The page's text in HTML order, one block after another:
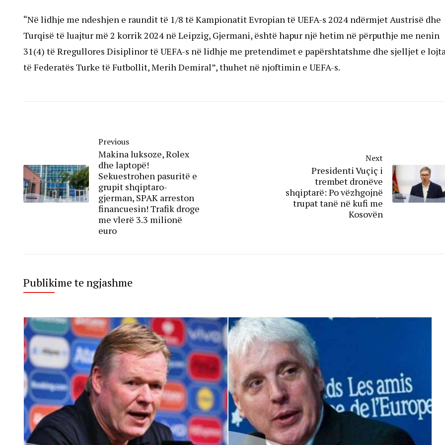
“Në lidhje me ndeshjen e raundit të 1/8 të Kampionatit Evropian të UEFA-s 2024 ndërmjet Austrisë dhe
Turqisë të luajtur më 2 korrik 2024 në Leipzig, Gjermani, është hapur një hetim në përputhje me nenin
31(4) të Rregullores Disiplinor të UEFA-s në lidhje me pretendimet e papërshtatshme dhe sjelljet e
të Federatës Turke të Futbollit, Merih Demiral”, thuhet në njoftimin e UEFA-s.
Previous
Makina luksoze, Rolex
dhe laptopë!
Sekuestrohen pasuritë e
grupit shqiptaro-
gjerman, SPAK arreston
financuesin! Trafik droge
me vlerë 3.3 milionë
euro
Next
Presidenti Vuçiç i
trembet dronëve
shqiptarë: Po vëzhgojnë
trupat tanë në kufi me
Kosovën
Publikime te ngjashme